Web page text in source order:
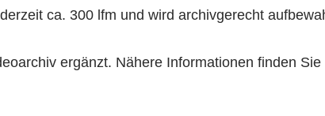
ca. 300 lfm und wird archivgerecht
ergänzt. Nähere Informationen finden